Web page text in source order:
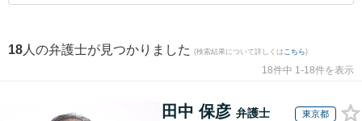
18 人の弁護士が見つかりました (検索結果について詳しくは こちら)
18件中 1-18件を表示
田中 保彦 弁護士 東京都